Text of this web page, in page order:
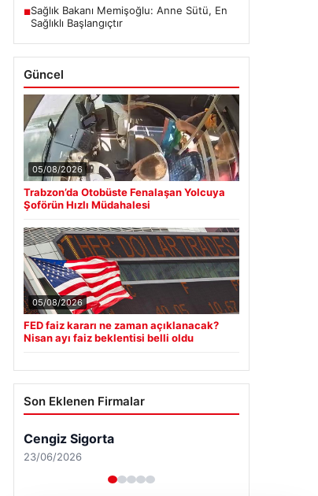
■Sağlık Bakanı Memişoğlu: Anne Sütü, En
Sağlıklı Başlangıçtır
Güncel
05/08/2026
Trabzon’da Otobüste Fenalaşan Yolcuya
Şoförün Hızlı Müdahalesi
05/08/2026
FED faiz kararı ne zaman açıklanacak?
Nisan ayı faiz beklentisi belli oldu
Son Eklenen Firmalar
Cengiz Sigorta
23/06/2026